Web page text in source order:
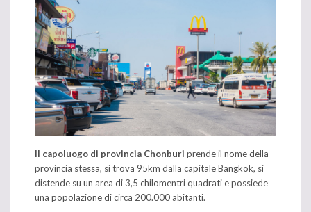
Il capoluogo di provincia Chonburi prende il nome della
provincia stessa, si trova 95km dalla capitale Bangkok, si
distende su un area di 3,5 chilomentri quadrati e possiede
una popolazione di circa 200.000 abitanti.